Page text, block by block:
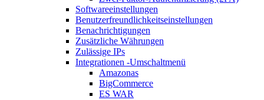
Softwareeinstellungen
Benutzerfreundlichkeitseinstellungen
Benachrichtigungen
Zusätzliche Währungen
Zulässige IPs
Integrationen -Umschaltmenü
Amazonas
BigCommerce
ES WAR